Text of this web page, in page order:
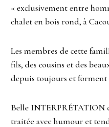
« exclusivement entre
chalet en bois rond, à
Les membres de cette
fils, des cousins et des
depuis toujours et forment
Belle INTERPRÉTATION
traitée avec humour et